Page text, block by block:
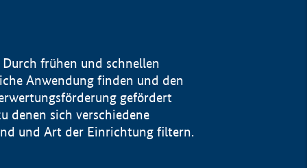
frühen und schnellen
Anwendung finden und den
gefördert
denen sich verschiedene
und Art der Einrichtung filtern.